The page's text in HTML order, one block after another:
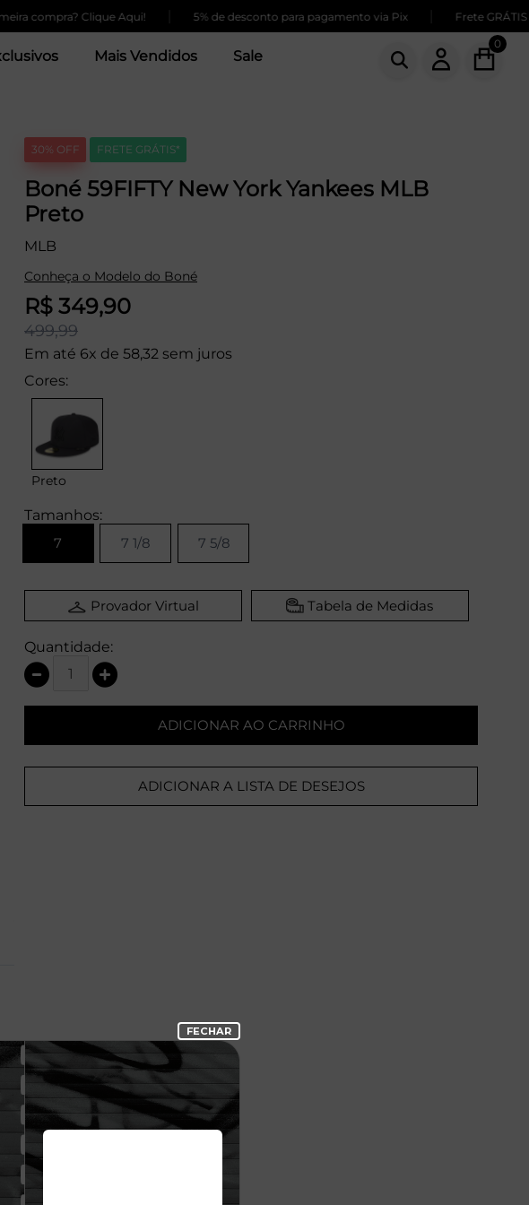
Clique Aqui! | 5% de desconto para pagamento via Pix | Frete GRÁTIS para
Mais Vendidos Sale
0
30% OFF FRETE GRÁTIS*
Boné 59FIFTY New York Yankees MLB
Preto
MLB
Conheça o Modelo do Boné
R$ 349,90
499,99
Em até 6x de 58,32 sem juros
Cores:
Preto
Tamanhos:
7
7 1/8 7 5/8
Provador Virtual Tabela de Medidas
Quantidade:
ADICIONAR AO CARRINHO
ADICIONAR A LISTA DE DESEJOS